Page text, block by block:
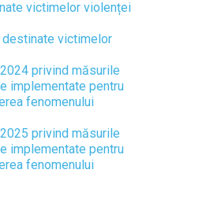
victimelor violenței
victimelor
privind măsurile
implementate pentru
fenomenului
privind măsurile
implementate pentru
fenomenului